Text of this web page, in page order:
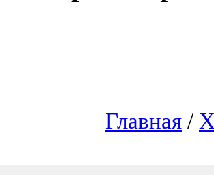
Главная /